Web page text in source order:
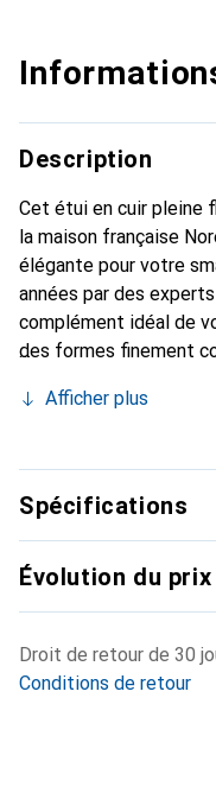
Description
Cet étui en cuir pleine
la maison française
élégante pour votre
années par des
complément idéal de
des formes finement
smartphone. La
constitue toujours un
exigeant.
Afficher plus
Spécifications
Évolution du prix
Droit de retour de 30
Conditions de retour